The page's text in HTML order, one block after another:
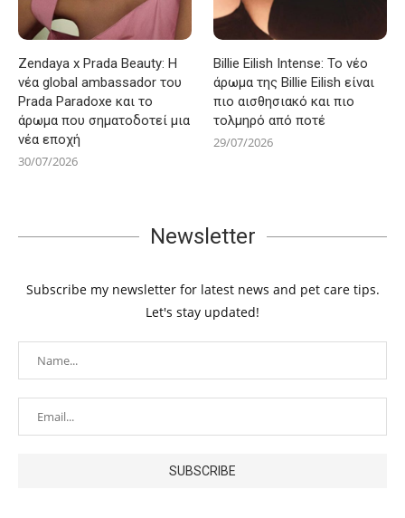
Zendaya x Prada Beauty: Η
νέα global ambassador του
Prada Paradoxe και το
άρωμα που σηματοδοτεί μια
νέα εποχή
30/07/2026
Billie Eilish Intense: Το νέο
άρωμα της Billie Eilish είναι
πιο αισθησιακό και πιο
τολμηρό από ποτέ
29/07/2026
Newsletter
Subscribe my newsletter for latest news and pet care tips.
Let's stay updated!